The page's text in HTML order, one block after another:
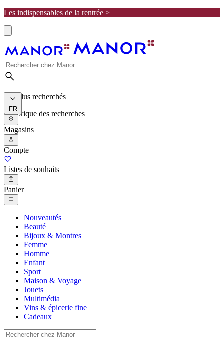
Les indispensables de la rentrée >
Les plus recherchés
Historique des recherches
FR
Magasins
Compte
Listes de souhaits
Panier
Nouveautés
Beauté
Bijoux & Montres
Femme
Homme
Enfant
Sport
Maison & Voyage
Jouets
Multimédia
Vins & épicerie fine
Cadeaux